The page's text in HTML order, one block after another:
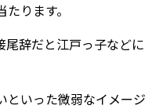
ります。
尾辞だと江戸っ子などに
といった微弱なイメージ